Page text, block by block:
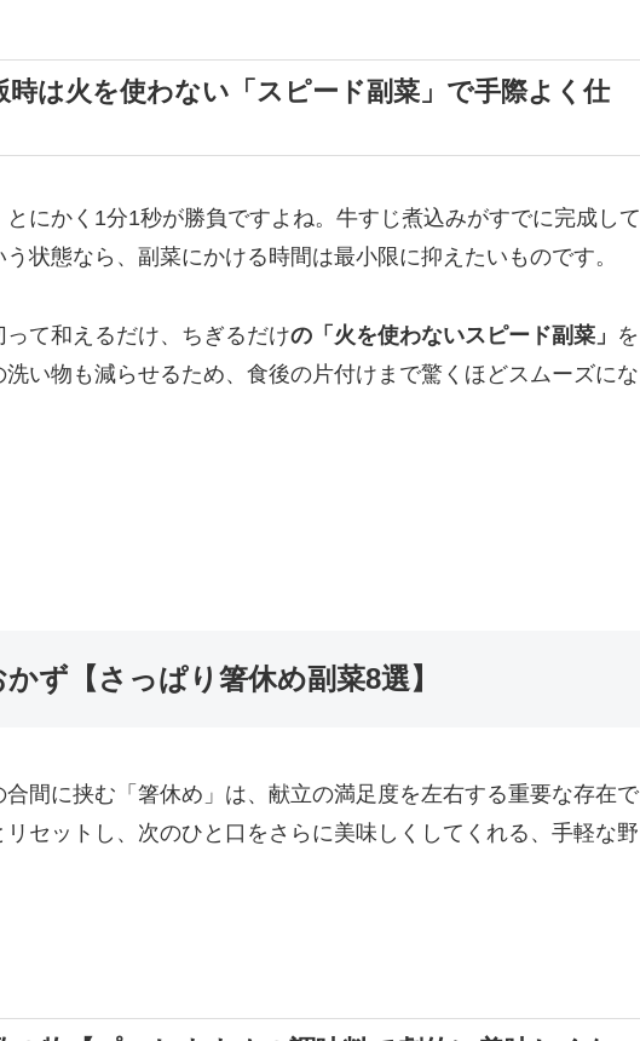
時は火を使わない「スピード副菜」で手際よく仕
にかく1分1秒が勝負ですよね。牛すじ煮込みがすでに完成して
状態なら、副菜にかける時間は最小限に抑えたいものです。
て和えるだけ、ちぎるだけの「火を使わないスピード副菜」 を
い物も減らせるため、食後の片付けまで驚くほどスムーズにな
ず【さっぱり箸休め副菜8選】
間に挟む「箸休め」は、献立の満足度を左右する重要な存在で
セットし、次のひと口をさらに美味しくしてくれる、手軽な野